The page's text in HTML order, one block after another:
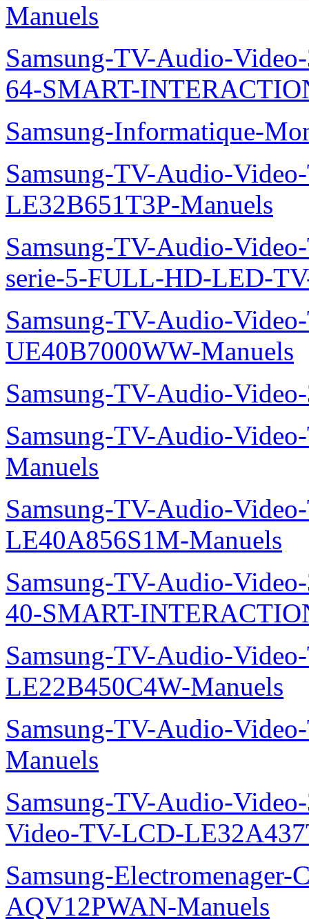
Manuels
Samsung-TV-Audio-
64-SMART-
Samsung-Informatique-
Samsung-TV-Audio-
LE32B651T3P-Manuels
Samsung-TV-Audio-
serie-5-FULL-HD-LED-
Samsung-TV-Audio-
UE40B7000WW-Manuels
Samsung-TV-Audio-
Samsung-TV-Audio-
Manuels
Samsung-TV-Audio-
LE40A856S1M-Manuels
Samsung-TV-Audio-
40-SMART-
Samsung-TV-Audio-
LE22B450C4W-Manuels
Samsung-TV-Audio-
Manuels
Samsung-TV-Audio-
Video-TV-LCD-
Samsung-Electromenager-
AQV12PWAN-Manuels